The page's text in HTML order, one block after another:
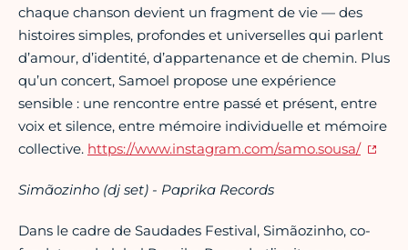
chaque chanson devient un fragment de vie — des
histoires simples, profondes et universelles qui parlent
d’amour, d’identité, d’appartenance et de chemin. Plus
qu’un concert, Samoel propose une expérience
sensible : une rencontre entre passé et présent, entre
voix et silence, entre mémoire individuelle et mémoire
collective. https://www.instagram.com/samo.sousa/
Simãozinho (dj set) - Paprika Records
Dans le cadre de Saudades Festival, Simãozinho, co-